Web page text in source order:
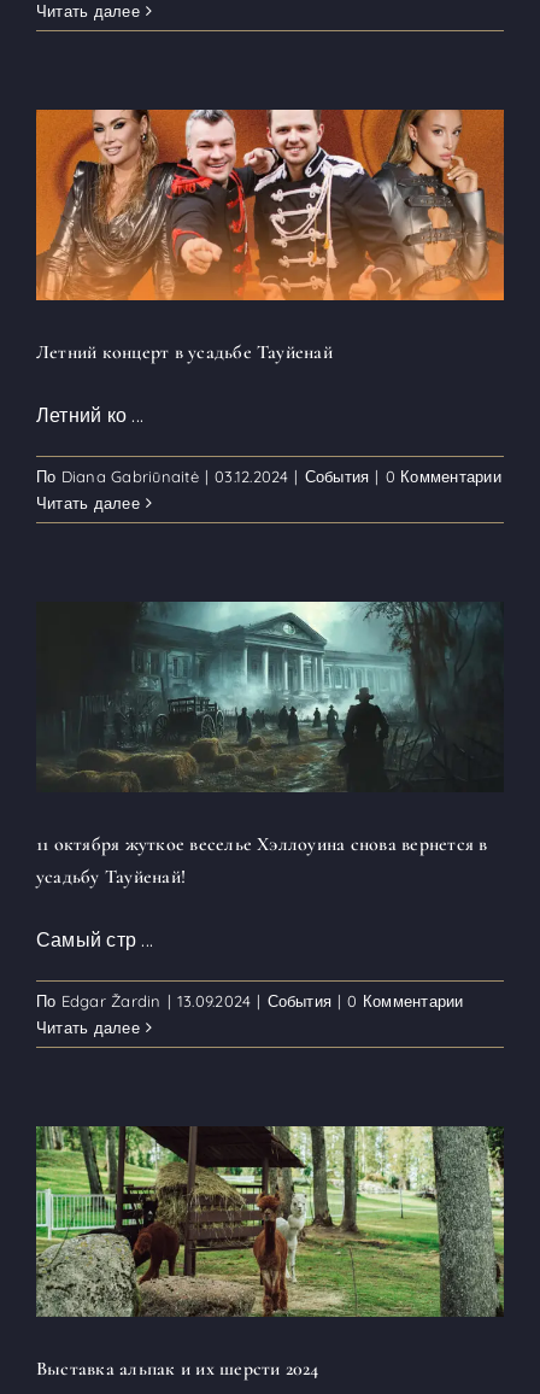
Читать далее
Летний концерт в усадьбе Тауйенай
Летний ко...
По Diana Gabriūnaitė | 03.12.2024 | События | 0 Комментарии
Читать далее
11 октября жуткое веселье Хэллоуина снова вернется в
усадьбу Тауйенай!
Самый стр ...
По Edgar Žardin | 13.09.2024 | События | 0 Комментарии
Читать далее
Выставка альпак и их шерсти 2024